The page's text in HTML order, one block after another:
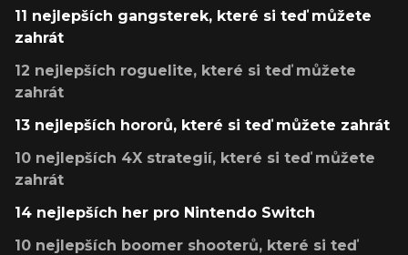
11 nejlepších gangsterek, které si teď můžete
zahrát
12 nejlepších roguelite, které si teď můžete
zahrát
13 nejlepších hororů, které si teď můžete zahrát
10 nejlepších 4X strategií, které si teď můžete
zahrát
14 nejlepších her pro Nintendo Switch
10 nejlepších boomer shooterů, které si teď